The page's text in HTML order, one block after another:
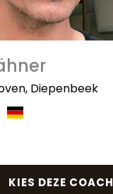
Diepenbeek
KIES DEZE COACH